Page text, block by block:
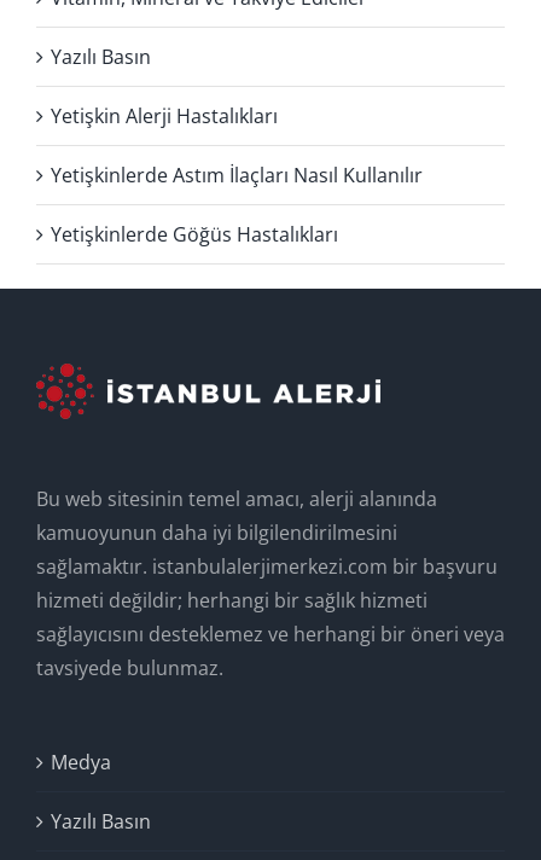
Yazılı Basın
Yetişkin Alerji Hastalıkları
Yetişkinlerde Astım İlaçları Nasıl Kullanılır
Yetişkinlerde Göğüs Hastalıkları
Bu web sitesinin temel amacı, alerji alanında
kamuoyunun daha iyi bilgilendirilmesini
sağlamaktır. istanbulalerjimerkezi.com bir başvuru
hizmeti değildir; herhangi bir sağlık hizmeti
sağlayıcısını desteklemez ve herhangi bir öneri veya
tavsiyede bulunmaz.
Medya
Yazılı Basın